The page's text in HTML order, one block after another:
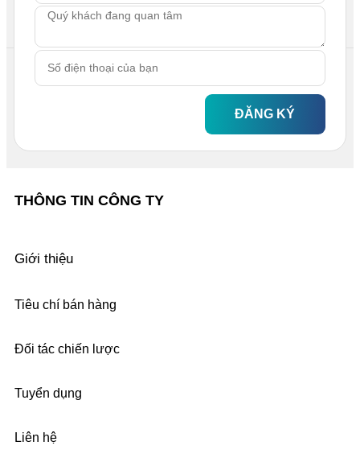
ĐĂNG KÝ
THÔNG TIN CÔNG TY
Giới thiệu
Tiêu chí bán hàng
Đối tác chiến lược
Tuyển dụng
Liên hệ